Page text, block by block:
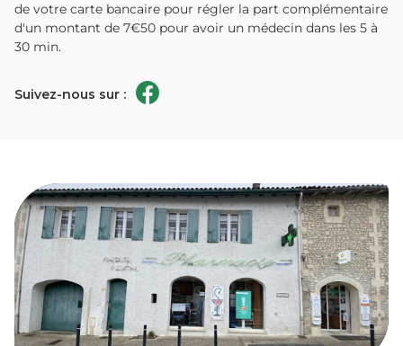
de votre carte bancaire pour régler la part complémentaire
d'un montant de 7€50 pour avoir un médecin dans les 5 à
30 min.
Suivez-nous sur :